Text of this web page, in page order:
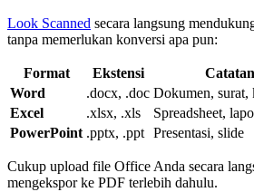
Look Scanned secara langsung
tanpa memerlukan konversi apa pun:
Format Ekstensi
Catatan
Word
.docx, .doc Dokumen, surat,
Excel
.xlsx, .xls
Spreadsheet,
PowerPoint .pptx, .ppt Presentasi, slide
Cukup upload file Office Anda secara
mengekspor ke PDF terlebih dahulu.